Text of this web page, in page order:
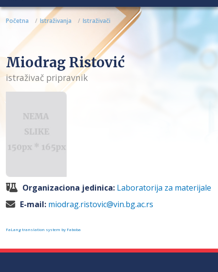
Početna Istraživanja Istraživači
Miodrag Ristović
istraživač pripravnik
Organizaciona jedinica: Laboratorija za materijale
E-mail: miodrag.ristovic@vin.bg.ac.rs
FaLang translation system by Faboba